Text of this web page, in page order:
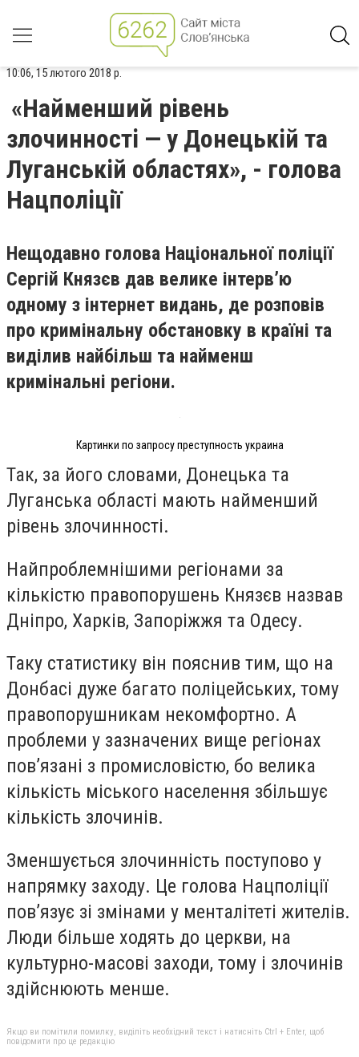
10:06, 15 лютого 2018 р.
«Найменший рівень
злочинності — у Донецькій та
Луганській областях», - голова
Нацполіції
Нещодавно голова Національної поліції
Сергій Князєв дав велике інтервʼю
одному з інтернет видань, де розповів
про кримінальну обстановку в країні та
виділив найбільш та найменш
кримінальні регіони.
Картинки по запросу преступность украина
Так, за його словами, Донецька та
Луганська області мають найменший
рівень злочинності.
Найпроблемнішими регіонами за
кількістю правопорушень Князєв назвав
Дніпро, Харків, Запоріжжя та Одесу.
Таку статистику він пояснив тим, що на
Донбасі дуже багато поліцейських, тому
правопорушникам некомфортно. А
проблеми у зазначених вище регіонах
повʼязані з промисловістю, бо велика
кількість міського населення збільшує
кількість злочинів.
Зменшується злочинність поступово у
напрямку заходу. Це голова Нацполіції
повʼязує зі змінами у менталітеті жителів.
Люди більше ходять до церкви, на
культурно-масові заходи, тому і злочинів
здійснюють менше.
Якщо ви помітили помилку, виділіть необхідний текст і натисніть Ctrl + Enter, щоб
повідомити про це редакцію